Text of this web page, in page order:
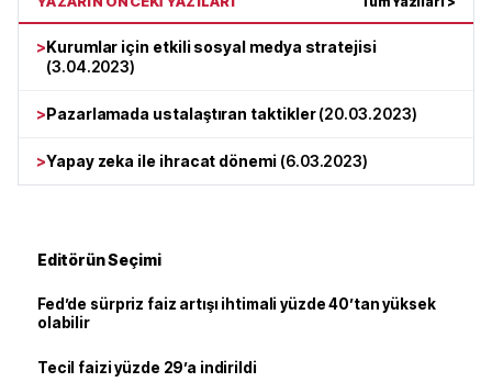
> Kurumlar için etkili sosyal medya stratejisi
(3.04.2023)
> Pazarlamada ustalaştıran taktikler(20.03.2023)
>Yapay zeka ile ihracat dönemi(6.03.2023)
Editörün Seçimi
Fed’de sürpriz faiz artışı ihtimali yüzde 40’tan yüksek
olabilir
Tecil faizi yüzde 29’a indirildi